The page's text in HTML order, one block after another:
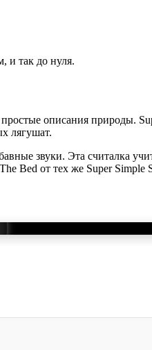
и так до нуля.
описания природы.
лягушат.
звуки. Эта считалка
Bed от тех же Super